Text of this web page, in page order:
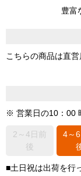
豊富
こちらの商品は直
※ 営業日の10：00
2～4日前
後
4～
■土日祝は出荷を行